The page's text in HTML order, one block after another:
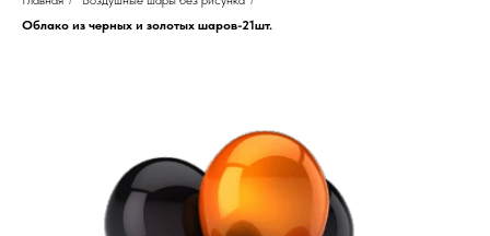
Облако из черных и золотых шаров-21шт.